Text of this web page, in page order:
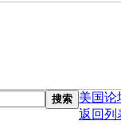
搜索 美国论
返回列